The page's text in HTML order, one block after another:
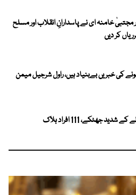
مجتبیٰ خامنہ ای نے پاسدارانِ انقلاب اور مسلح
کر دیں
کی خبریں بےبنیاد ہیں، راول شرجیل میمن
جھٹکے، 111 افراد ہلاک